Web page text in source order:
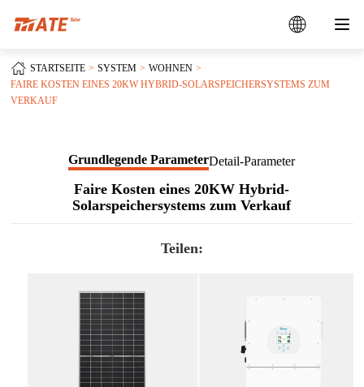
STARTSEITE SYSTEM
WOHNEN
FAIRE KOSTEN EINES 20KW HYBRID-SOLARSPEICHERSYSTEMS ZUM
VERKAUF
Grundlegende ParameterDetail-Parameter
Faire Kosten eines 20KW Hybrid-
Solarspeichersystems zum Verkauf
Teilen: